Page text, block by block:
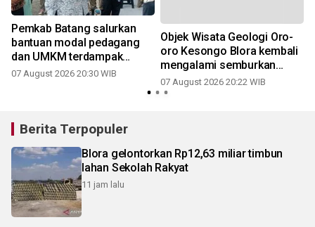
Pemkab Batang salurkan
bantuan modal pedagang
dan UMKM terdampak
relokasi
07 August 2026 20:30 WIB
Objek Wisata Geologi Oro-
oro Kesongo Blora kembali
mengalami semburkan
lumpur
07 August 2026 20:22 WIB
Berita Terpopuler
Blora gelontorkan Rp12,63 miliar timbun
lahan Sekolah Rakyat
11 jam lalu